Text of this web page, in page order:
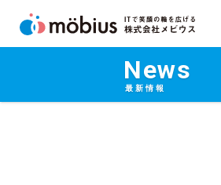
News
最新情報